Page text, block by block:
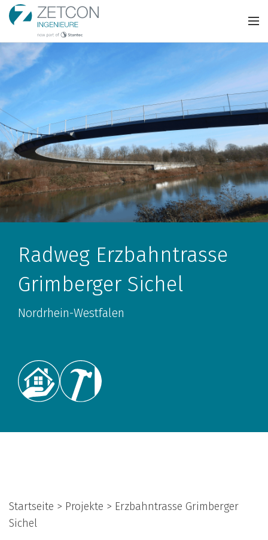
Radweg Erzbahntrasse
Grimberger Sichel
Nordrhein-Westfalen
Startseite > Projekte > Erzbahntrasse Grimberger
Sichel